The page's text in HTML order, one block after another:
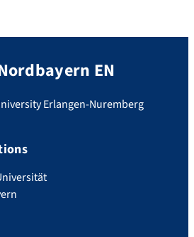
EN
Erlangen-Nuremberg